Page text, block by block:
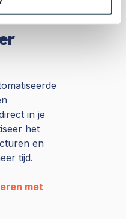
in je
het
en
tijd.
met